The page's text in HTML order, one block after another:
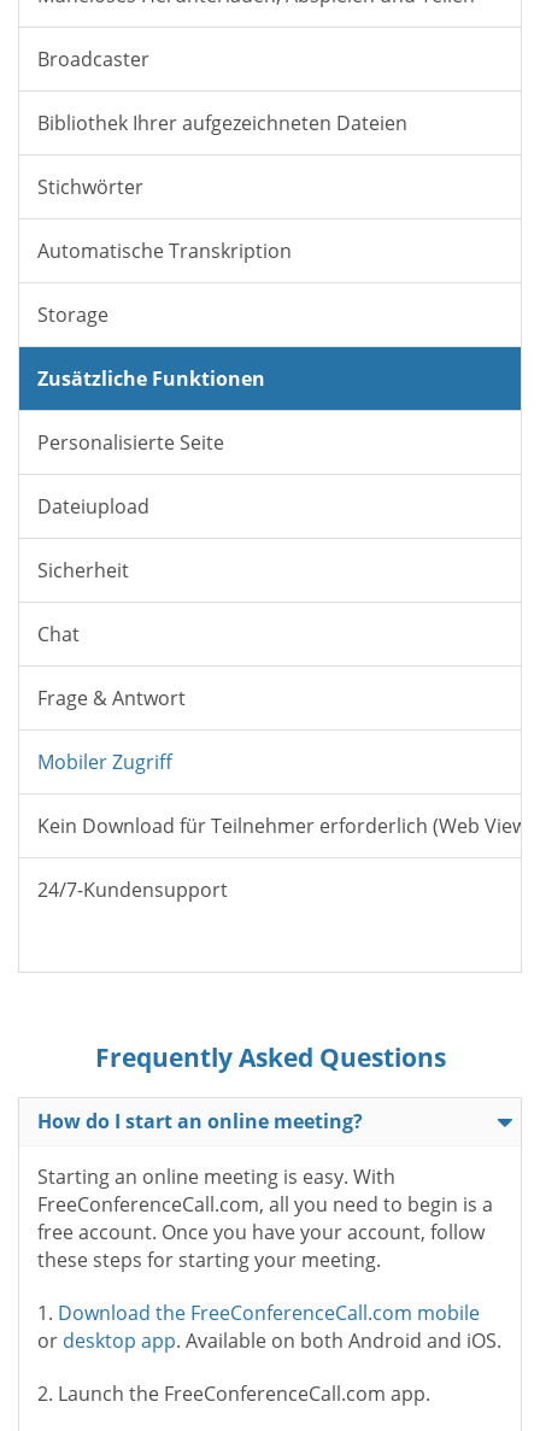
Broadcaster
Bibliothek Ihrer aufgezeichneten Dateien
Stichwörter
Automatische Transkription
Storage
Zusätzliche Funktionen
Personalisierte Seite
Dateiupload
Sicherheit
Chat
Frage & Antwort
Mobiler Zugriff
Kein Download für Teilnehmer erforderlich (Web
24/7-Kundensupport
Frequently Asked Questions
How do I start an online meeting?
Starting an online meeting is easy. With
FreeConferenceCall.com, all you need to begin is a
free account. Once you have your account, follow
these steps for starting your meeting.
1. Download the FreeConferenceCall.com mobile
or desktop app. Available on both Android and iOS.
2. Launch the FreeConferenceCall.com app.